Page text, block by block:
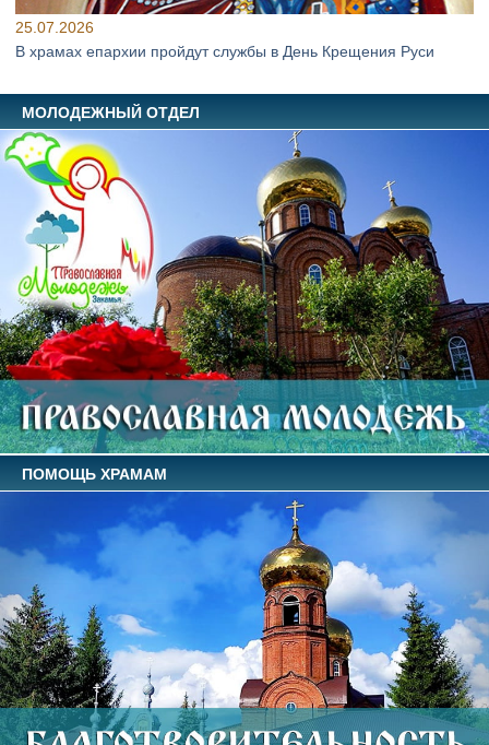
25.07.2026
В храмах епархии пройдут службы в День Крещения Руси
МОЛОДЕЖНЫЙ ОТДЕЛ
ПОМОЩЬ ХРАМАМ